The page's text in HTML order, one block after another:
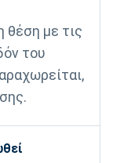
θέση με τις
του